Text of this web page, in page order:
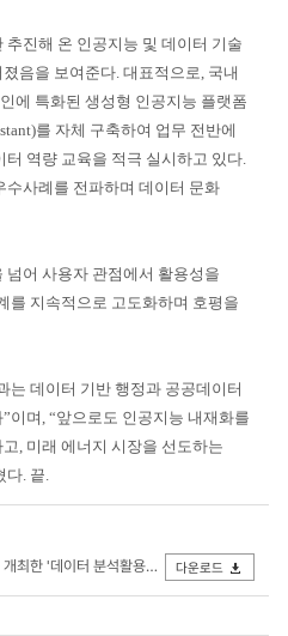
진해 온 인공지능 및 데이터 기술
음을 보여준다. 대표적으로, 국내
에 특화된 생성형 인공지능 플랫폼
를 자체 구축하여 업무 전반에
역량 교육을 적극 실시하고 있다.
수사례를 전파하며 데이터 문화
넘어 사용자 관점에서 활용성을
를 지속적으로 고도화하며 호평을
는 데이터 기반 행정과 공공데이터
이며, “앞으로도 인공지능 내재화를
, 미래 에너지 시장을 선도하는
다. 끝.
원들이 기념촬영을 하고 있다(사진 가운데 한전기술 김태.JPG
다운로드